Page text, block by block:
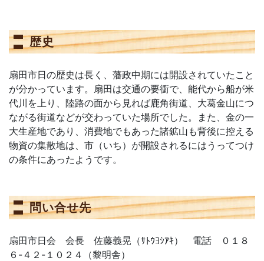
歴史
扇田市日の歴史は長く、藩政中期には開設されていたこと
が分かっています。扇田は交通の要衝で、能代から船が米
代川を上り、陸路の面から見れば鹿角街道、大葛金山につ
ながる街道などが交わっていた場所でした。また、金の一
大生産地であり、消費地でもあった諸鉱山も背後に控える
物資の集散地は、市（いち）が開設されるにはうってつけ
の条件にあったようです。
問い合せ先
扇田市日会 会長 佐藤義晃（ｻﾄｳﾖｼｱｷ） 電話 ０１８
６-４２-１０２４（黎明舎）